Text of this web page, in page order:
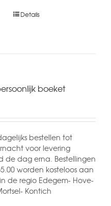
Details
boeket
bestellen tot
voor levering
de dag erna. Bestellingen
worden kosteloos aan
de regio Edegem- Hove-
Kontich